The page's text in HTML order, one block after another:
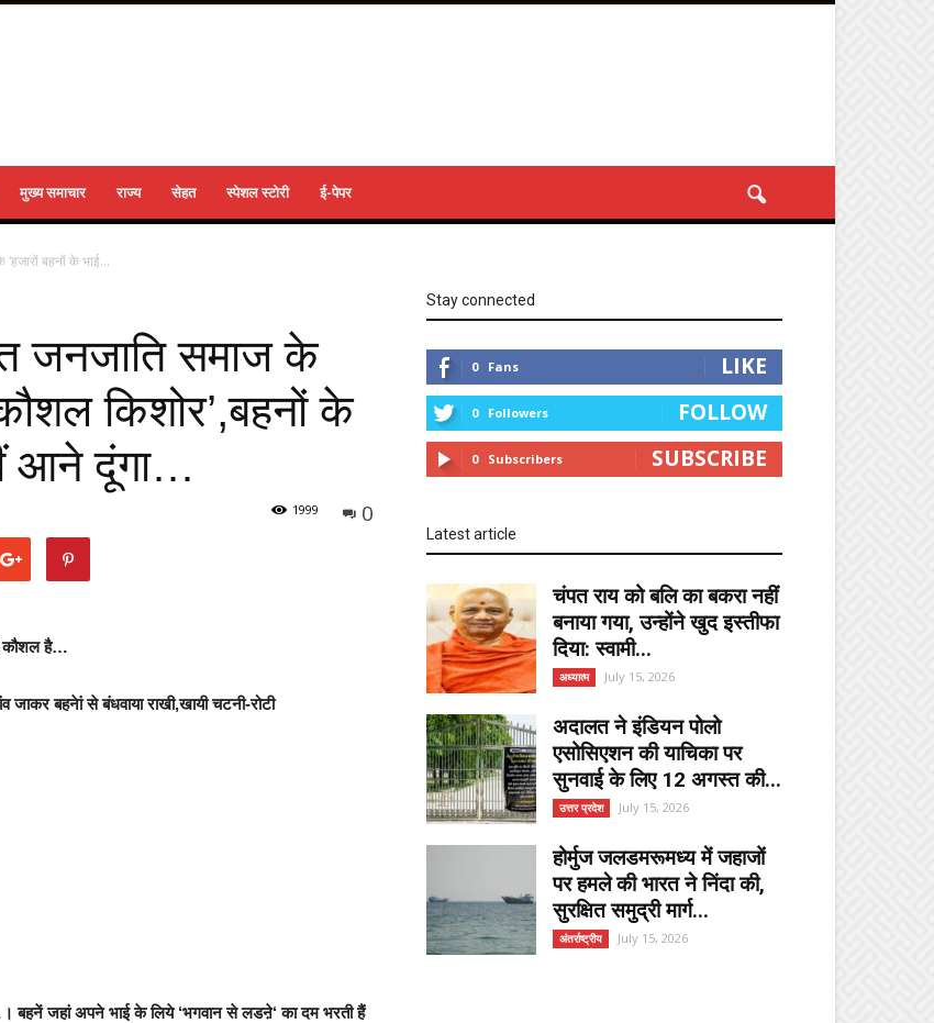
मुख्य समाचार राज्य सेहत स्पेशल स्टोरी ई-पेपर
बहनों के भाई...
जनजाति समाज के
किशोर’,बहनों के
आने दूंगा…
0
1999
कौशल है…
बहनेां से बंधवाया राखी,खायी चटनी-रोटी
बहनें जहां अपने भाई के लिये ‘भगवान से लडऩे‘ का दम भरती हैं
Stay connected
0 Fans LIKE
0 Followers FOLLOW
0 Subscribers SUBSCRIBE
Latest article
चंपत राय को बलि का बकरा नहीं
बनाया गया, उन्होंने खुद इस्तीफा
दिया: स्वामी...
अध्यात्म July 15, 2026
अदालत ने इंडियन पोलो
एसोसिएशन की याचिका पर
सुनवाई के लिए 12 अगस्त की...
उत्तर प्रदेश July 15, 2026
होर्मुज जलडमरूमध्य में जहाजों
पर हमले की भारत ने निंदा की,
सुरक्षित समुद्री मार्ग...
अंतर्राष्ट्रीय July 15, 2026